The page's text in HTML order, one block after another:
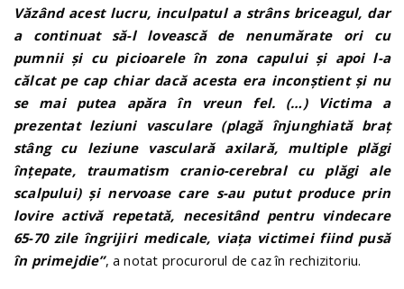
Văzând acest lucru, inculpatul a strâns briceagul, dar
a continuat să-l lovească de nenumărate ori cu
pumnii şi cu picioarele în zona capului şi apoi l-a
călcat pe cap chiar dacă acesta era inconştient şi nu
se mai putea apăra în vreun fel. (…) Victima a
prezentat leziuni vasculare (plagă înjunghiată braţ
stâng cu leziune vasculară axilară, multiple plăgi
înţepate, traumatism cranio-cerebral cu plăgi ale
scalpului) şi nervoase care s-au putut produce prin
lovire activă repetată, necesitând pentru vindecare
65-70 zile îngrijiri medicale, viaţa victimei fiind pusă
în primejdie”, a notat procurorul de caz în rechizitoriu.